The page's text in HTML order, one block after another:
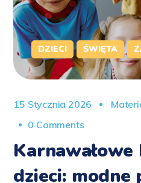
DZIECI ŚWIĘTA
15 Stycznia 2026
0 Comments
dzieci: modne